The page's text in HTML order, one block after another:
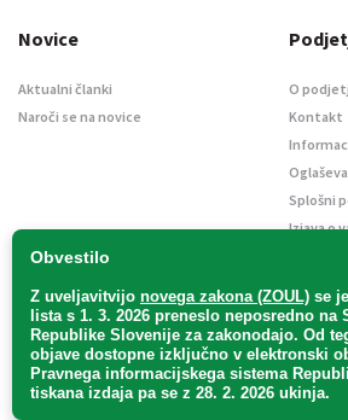
Obvestilo
Z uveljavitvijo novega zakona (ZOUL) se je
lista s 1. 3. 2026 preneslo neposredno na
Republike Slovenije za zakonodajo. Od
objave dostopne izključno v elektronski
Pravnega informacijskega sistema
tiskana izdaja pa se z 28. 2. 2026 ukinja.
Novice
Aktualni članki
Naroči se na novice
O
Kontakt
Splošni
Izjava o
Uradni list d. o. o. – v likvidaciji / Vse pravice pridržane.